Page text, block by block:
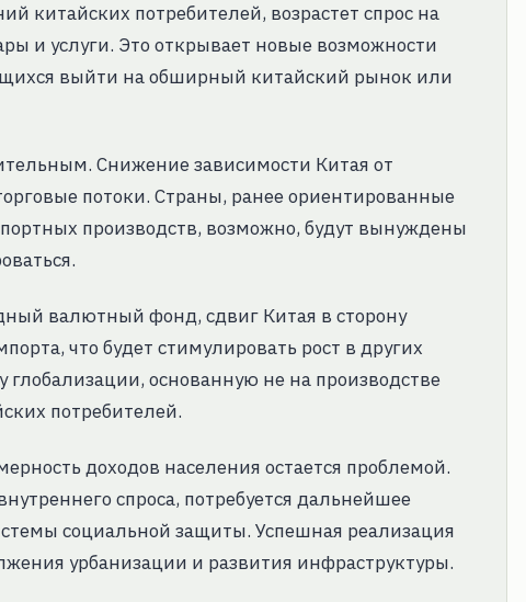
китайских потребителей, возрастет спрос на
и услуги. Это открывает новые возможности
выйти на обширный китайский рынок или
Снижение зависимости Китая от
потоки. Страны, ранее ориентированные
производств, возможно, будут вынуждены
валютный фонд, сдвиг Китая в сторону
что будет стимулировать рост в других
глобализации, основанную не на производстве
потребителей.
доходов населения остается проблемой.
спроса, потребуется дальнейшее
социальной защиты. Успешная реализация
урбанизации и развития инфраструктуры.